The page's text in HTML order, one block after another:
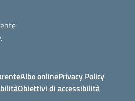
Albo onlinePrivacy Policy
Obiettivi di accessibilità